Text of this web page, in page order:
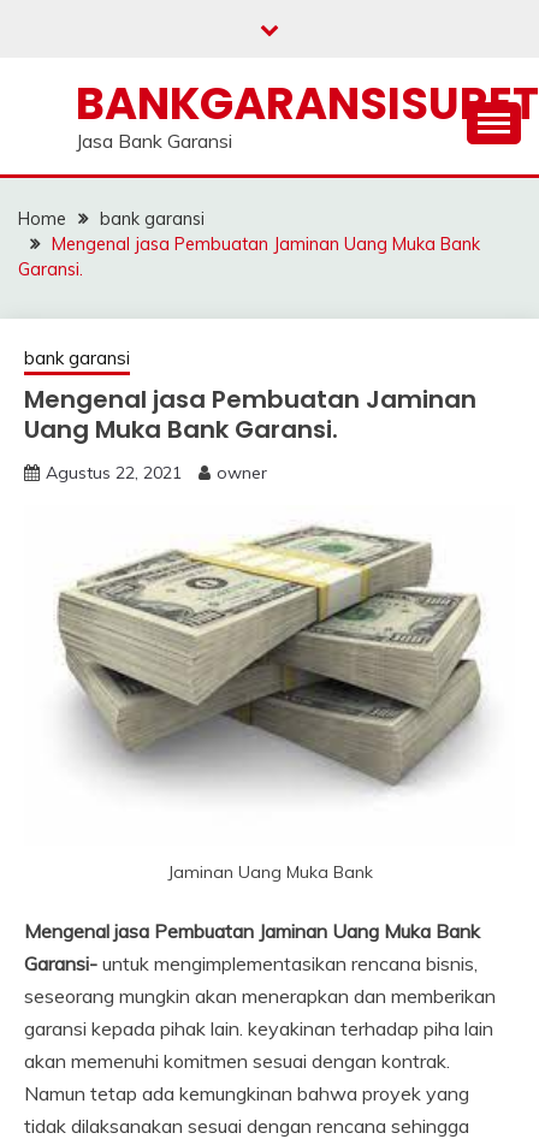
Jasa Bank Garansi
Home
bank garansi
Mengenal jasa Pembuatan Jaminan Uang Muka Bank
Garansi.
bank garansi
Mengenal jasa Pembuatan Jaminan
Uang Muka Bank Garansi.
Agustus 22, 2021 owner
Jaminan Uang Muka Bank
Mengenal jasa Pembuatan Jaminan Uang Muka Bank
Garansi- untuk mengimplementasikan rencana bisnis,
seseorang mungkin akan menerapkan dan memberikan
garansi kepada pihak lain. keyakinan terhadap piha lain
akan memenuhi komitmen sesuai dengan kontrak.
Namun tetap ada kemungkinan bahwa proyek yang
tidak dilaksanakan sesuai dengan rencana sehingga